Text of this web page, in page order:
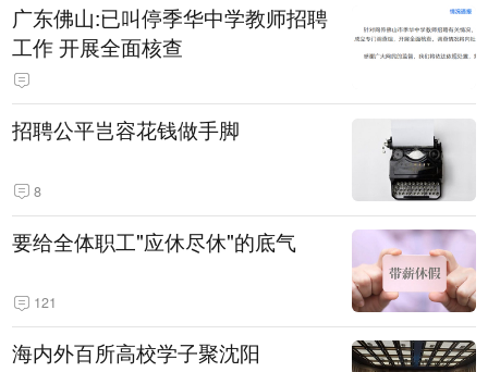
广东佛山:已叫停季华中学教师招聘
工作 开展全面核查
招聘公平岂容花钱做手脚
8
要给全体职工"应休尽休"的底气
121
海内外百所高校学子聚沈阳